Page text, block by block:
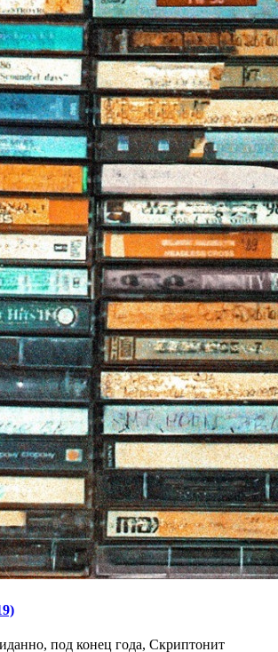
под конец года, Скриптонит